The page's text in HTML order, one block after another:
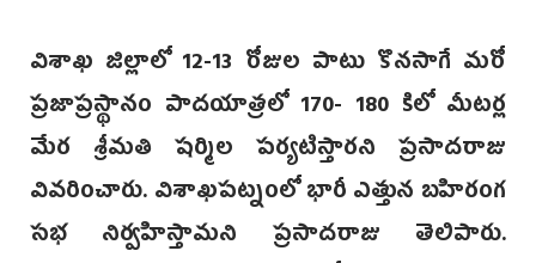
విశాఖ జిల్లాలో 12-13 రోజుల పాటు కొనసాగే మరో
ప్రజాప్రస్థానం పాదయాత్రలో 170- 180 కిలో మీటర్ల
మేర శ్రీమతి షర్మిల పర్యటిస్తారని ప్రసాదరాజు
వివరించారు. విశాఖపట్నంలో భారీ ఎత్తున బహిరంగ
సభ నిర్వహిస్తామని ప్రసాదరాజు తెలిపారు.